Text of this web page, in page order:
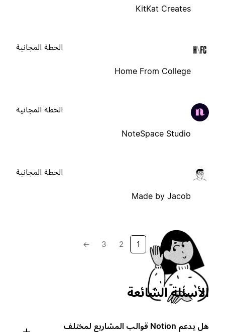
KitKat Creates
Home From College
الخطة المجانية
NoteSpace Studio
الخطة المجانية
Made by Jacob
الخطة المجانية
1
2
3
→
الأسئلة الشائعة
هل يدعم Notion قوالب المشاريع لمختلف